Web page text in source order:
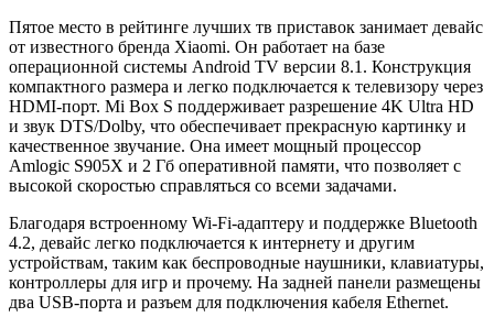
Пятое место в рейтинге лучших тв приставок занимает девайс
от известного бренда Xiaomi. Он работает на базе
операционной системы Android TV версии 8.1. Конструкция
компактного размера и легко подключается к телевизору через
HDMI-порт. Mi Box S поддерживает разрешение 4K Ultra HD
и звук DTS/Dolby, что обеспечивает прекрасную картинку и
качественное звучание. Она имеет мощный процессор
Amlogic S905X и 2 Гб оперативной памяти, что позволяет с
высокой скоростью справляться со всеми задачами.
Благодаря встроенному Wi-Fi-адаптеру и поддержке Bluetooth
4.2, девайс легко подключается к интернету и другим
устройствам, таким как беспроводные наушники, клавиатуры,
контроллеры для игр и прочему. На задней панели размещены
два USB-порта и разъем для подключения кабеля Ethernet.